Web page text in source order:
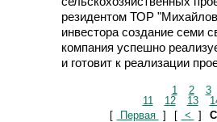
резидентом ТОР
инвестора создание семи
компания успешно
и готовит к реализации
1 2
3
11
12 13
[
Первая ] [ < ]